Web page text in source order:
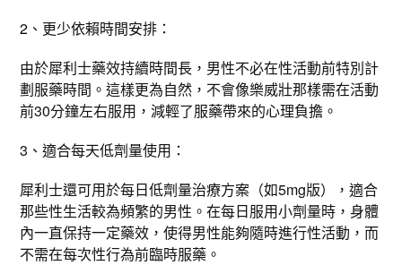
2、更少依賴時間安排：
由於犀利士藥效持續時間長，男性不必在性活動前特別計
劃服藥時間。這樣更為自然，不會像樂威壯那樣需在活動
前30分鐘左右服用，減輕了服藥帶來的心理負擔。
3、適合每天低劑量使用：
犀利士還可用於每日低劑量治療方案（如5mg版），適合
那些性生活較為頻繁的男性。在每日服用小劑量時，身體
內一直保持一定藥效，使得男性能夠隨時進行性活動，而
不需在每次性行為前臨時服藥。